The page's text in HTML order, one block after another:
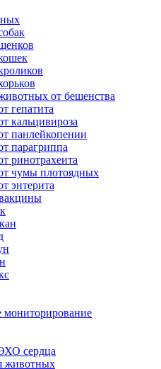
от бешенства
гепатита
кальцивироза
панлейкопении
парагриппа
ринотрахеита
чумы плотоядных
энтерита
мониторирование
сердца
животных